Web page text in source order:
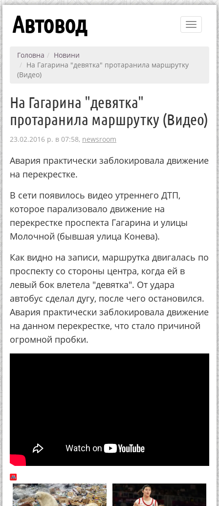
Toggle
Автовод
Головна
Новини
На Гагарина "девятка" протаранила маршрутку
(Видео)
На Гагарина "девятка"
протаранила маршрутку (Видео)
23.02.2016 р. в 07:58, newsroom
Авария практически заблокировала движение
на перекрестке.
В сети появилось видео утреннего ДТП,
которое парализовало движение на
перекрестке проспекта Гагарина и улицы
Молочной (бывшая улица Конева).
Как видно на записи, маршрутка двигалась по
проспекту со стороны центра, когда ей в
левый бок влетела "девятка". От удара
автобус сделал дугу, после чего остановился.
Авария практически заблокировала движение
на данном перекрестке, что стало причиной
огромной пробки.